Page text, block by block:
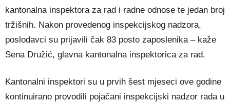
kantonalna inspektora za rad i radne odnose te jedan broj
tržišnih. Nakon provedenog inspekcijskog nadzora,
poslodavci su prijavili čak 83 posto zaposlenika – kaže
Sena Družić, glavna kantonalna inspektorica za rad.
Kantonalni inspektori su u prvih šest mjeseci ove godine
kontinuirano provodili pojačani inspekcijski nadzor rada u